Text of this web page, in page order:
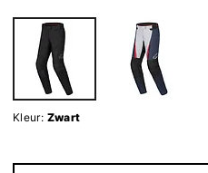
Kleur: Zwart